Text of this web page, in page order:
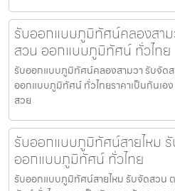
รับออกแบบภูมิทัศน์คลองสา
สวน ออกแบบภูมิทัศน์ ทั่วไทย
รับออกแบบภูมิทัศน์คลองสามวา รับจัด
ออกแบบภูมิทัศน์ ทั่วไทยราคาเป็นกันเอ
สวย
รับออกแบบภูมิทัศน์สายไหม
ออกแบบภูมิทัศน์ ทั่วไทย
รับออกแบบภูมิทัศน์สายไหม รับจัดสวน